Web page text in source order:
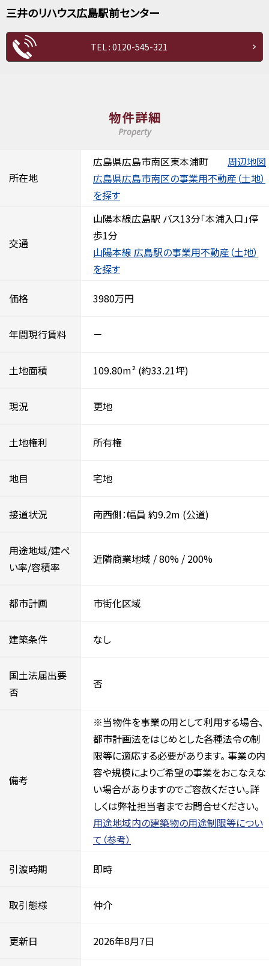
三井のリハウス広島駅前センター
TEL : 0120-545-321
物件詳細
Property
所在地
広島県広島市南区東本浦町
周辺地図
広島県広島市南区の事業用不動産（土地）
を探す
交通
山陽本線広島駅 バス13分「本浦入口」停
歩1分
山陽本線 広島駅の事業用不動産（土地）
を探す
価格 3980万円
年間現行賃料 －
土地面積 109.80m² (約33.21坪)
現況 更地
土地権利 所有権
地目 宅地
接道状況 南西側：幅員 約9.2m (公道)
用途地域/建ぺ
い率/容積率
近隣商業地域 /80% / 200%
都市計画 市街化区域
建築条件 なし
国土法届出要
否
否
備考
※当物件を事業の用として利用する場合、
都市計画法をはじめとした各種法令の制
限等に適応する必要があります。 事業の内
容や規模によりご希望の事業をおこなえな
い場合がありますのでご容赦ください。詳
しくは弊社担当者までお問合せください。
用途地域内の建築物の用途制限等につい
て（参考）
引渡時期 即時
取引態様 仲介
更新日 2026年8月7日